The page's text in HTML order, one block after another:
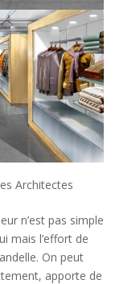
Architectes
n’est pas simple
mais l’effort de
On peut
apporte de